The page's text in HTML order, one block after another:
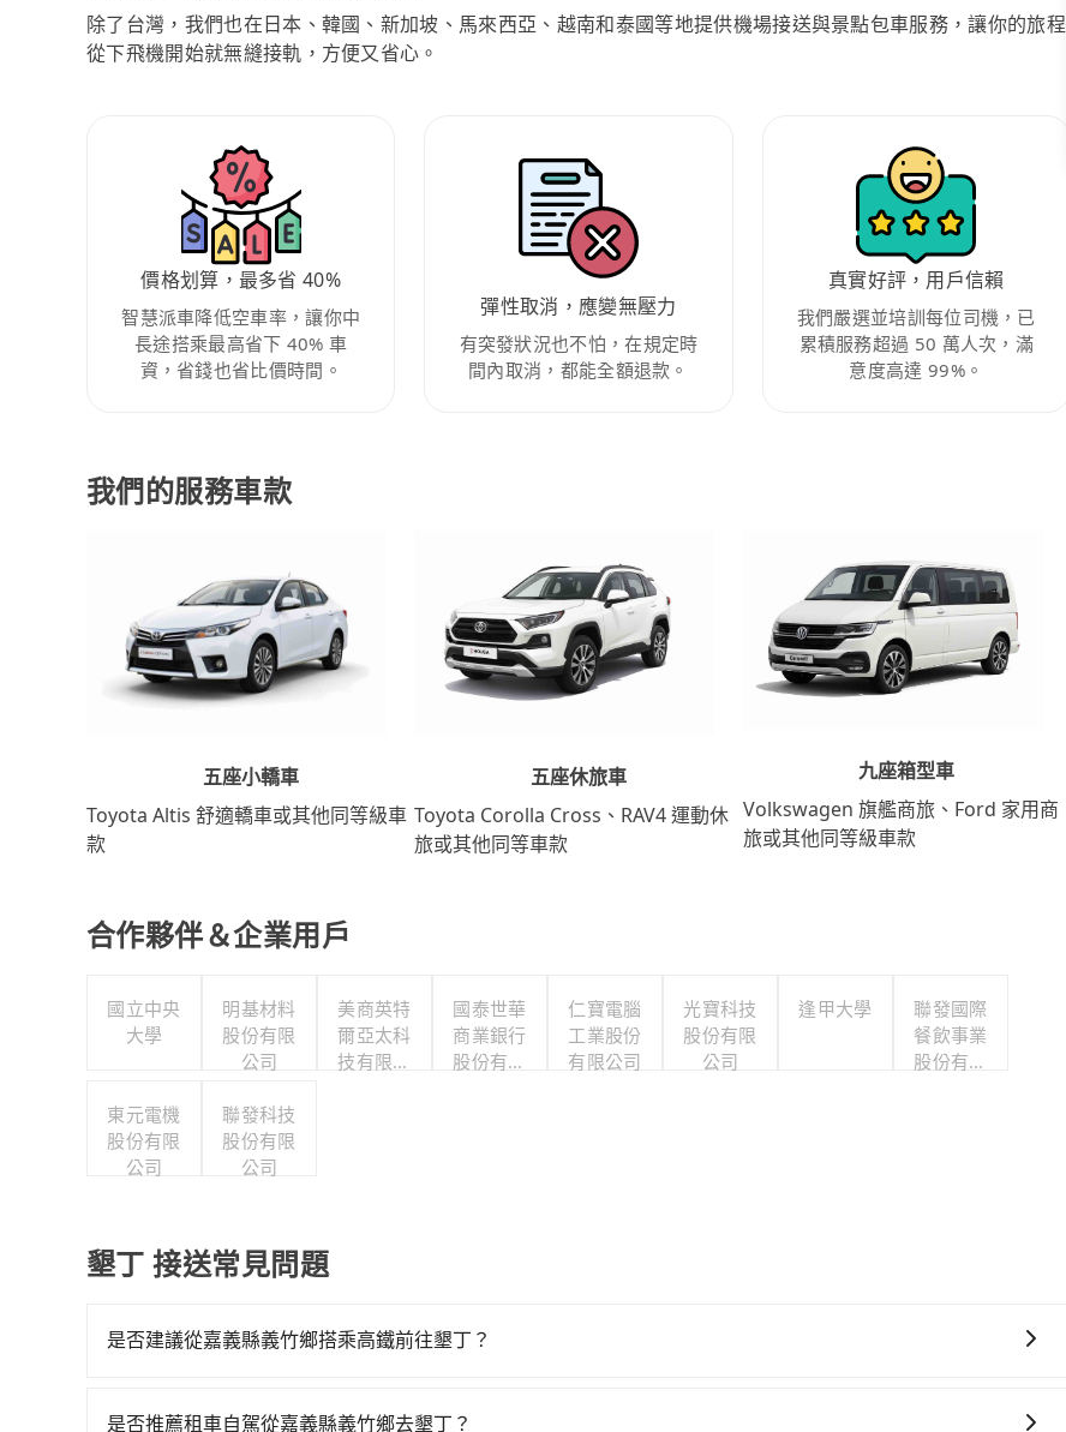
除了台灣，我們也在日本、韓國、新加坡、馬來西亞、越南和泰國等地提供機場接送與景點包車服務，讓你的旅程
從下飛機開始就無縫接軌，方便又省心。
價格划算，最多省 40%
智慧派車降低空車率，讓你中
長途搭乘最高省下 40% 車
資，省錢也省比價時間。
彈性取消，應變無壓力
有突發狀況也不怕，在規定時
間內取消，都能全額退款。
真實好評，用戶信賴
我們嚴選並培訓每位司機，已
累積服務超過 50 萬人次，滿
意度高達 99%。
我們的服務車款
五座小轎車
Toyota Altis 舒適轎車或其他同等級車
款
五座休旅車
Toyota Corolla Cross、RAV4 運動休
旅或其他同等車款
九座箱型車
Volkswagen 旗艦商旅、Ford 家用商
旅或其他同等級車款
合作夥伴＆企業用戶
國立中央
大學
明基材料
股份有限
公司
美商英特
爾亞太科
技有限公
國泰世華
商業銀行
股份有限
仁寶電腦
工業股份
有限公司
光寶科技
股份有限
公司
逢甲大學
聯發國際
餐飲事業
股份有限
東元電機
股份有限
公司
聯發科技
股份有限
公司
墾丁 接送常見問題
是否建議從嘉義縣義竹鄉搭乘高鐵前往墾丁？
嘉義-左營一天最多有60班次高鐵可搭乘。假設從嘉義縣義竹鄉 (嘉義縣鹿草鄉) 前往最靠近的嘉義高鐵站，叫一
是否推薦租車自駕從嘉義縣義竹鄉去墾丁？